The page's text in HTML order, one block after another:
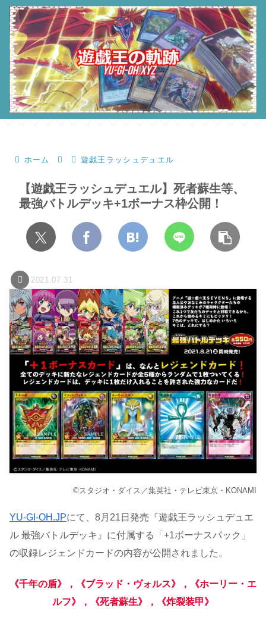
ホーム 遊戯王ラッシュデュエル
【遊戯王ラッシュデュエル】死者蘇生等、
最強バトルデッキ+1ボーナス枠公開！
2021.07.31
©スタジオ・ダイス／集英社・テレビ東京・KONAMI
YU-GI-OH.JPにて、8月21日発売『遊戯王ラッシュデュエ
ル 最強バトルデッキ』に付属する「+1ボーナスパック」
の収録レジェンドカードの内容が公開されました。
《千年の盾》，《ブラッド・ヴォルス》，《ホーリー・エ
ルフ》，《死者蘇生》，《炸裂装甲》